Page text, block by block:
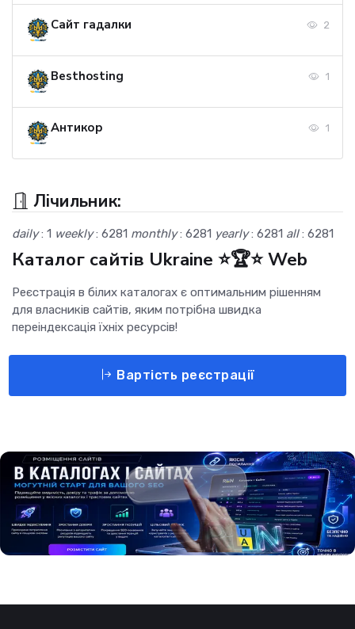
Сайт гадалки 2
Besthosting 1
Антикор 1
Лічильник:
daily: 1 weekly: 6281 monthly: 6281 yearly: 6281 all: 6281
Каталог сайтів Ukraine ⭐🏆⭐ Web
Реєстрація в білих каталогах є оптимальним рішенням
для власників сайтів, яким потрібна швидка
переіндексація їхніх ресурсів!
Вартість реєстрації